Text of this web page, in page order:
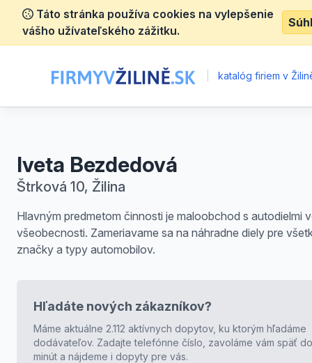
Táto stránka používa cookies na vylepšenie
vášho užívateľského zážitku.
katalóg firiem v
Iveta Bezdedová
Štrková 10, Žilina
Hlavným predmetom činnosti je maloobchod s autodielmi
všeobecnosti. Zameriavame sa na náhradne diely pre
značky a typy automobilov.
Hľadáte nových zákazníkov?
Máme aktuálne 2.112 aktívnych dopytov, ku ktorým hľadáme
dodávateľov. Zadajte telefónne číslo, zavoláme vám späť
minút a nájdeme i dopyty pre vás.